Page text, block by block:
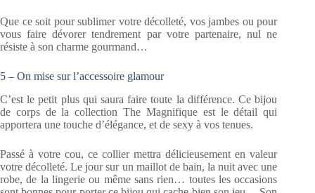
Que ce soit pour sublimer votre décolleté, vos jambes ou pour
vous faire dévorer tendrement par votre partenaire, nul ne
résiste à son charme gourmand…
5 – On mise sur l’accessoire glamour
C’est le petit plus qui saura faire toute la différence. Ce bijou
de corps de la collection The Magnifique est le détail qui
apportera une touche d’élégance, et de sexy à vos tenues.
Passé à votre cou, ce collier mettra délicieusement en valeur
votre décolleté. Le jour sur un maillot de bain, la nuit avec une
robe, de la lingerie ou même sans rien… toutes les occasions